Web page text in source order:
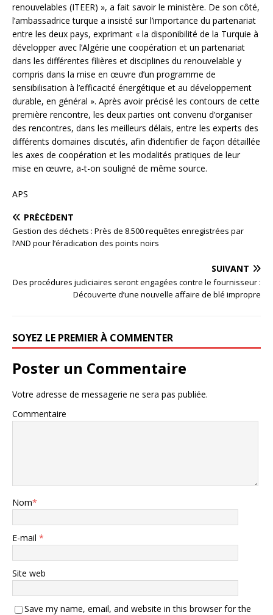
renouvelables (ITEER) », a fait savoir le ministère. De son côté,
l’ambassadrice turque a insisté sur l’importance du partenariat
entre les deux pays, exprimant « la disponibilité de la Turquie à
développer avec l’Algérie une coopération et un partenariat
dans les différentes filières et disciplines du renouvelable y
compris dans la mise en œuvre d’un programme de
sensibilisation à l’efficacité énergétique et au développement
durable, en général ». Après avoir précisé les contours de cette
première rencontre, les deux parties ont convenu d’organiser
des rencontres, dans les meilleurs délais, entre les experts des
différents domaines discutés, afin d’identifier de façon détaillée
les axes de coopération et les modalités pratiques de leur
mise en œuvre, a-t-on souligné de même source.
APS
PRÉCÉDENT
Gestion des déchets : Près de 8.500 requêtes enregistrées par
l’AND pour l’éradication des points noirs
SUIVANT
Des procédures judiciaires seront engagées contre le fournisseur :
Découverte d’une nouvelle affaire de blé impropre
SOYEZ LE PREMIER À COMMENTER
Poster un Commentaire
Votre adresse de messagerie ne sera pas publiée.
Commentaire
Nom*
E-mail *
Site web
Save my name, email, and website in this browser for the